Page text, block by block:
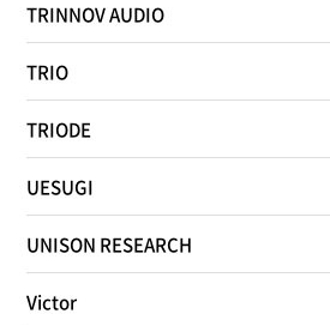
TRINNOV AUDIO
TRIO
TRIODE
UESUGI
UNISON RESEARCH
Victor